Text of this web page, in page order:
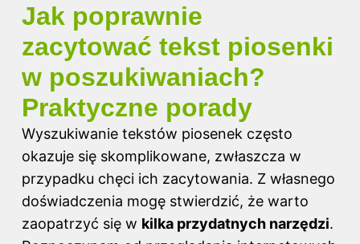
Jak poprawnie
zacytować tekst piosenki
w poszukiwaniach?
Praktyczne porady
Wyszukiwanie tekstów piosenek często
okazuje się skomplikowane, zwłaszcza w
przypadku chęci ich zacytowania. Z własnego
doświadczenia mogę stwierdzić, że warto
zaopatrzyć się w kilka przydatnych narzędzi.